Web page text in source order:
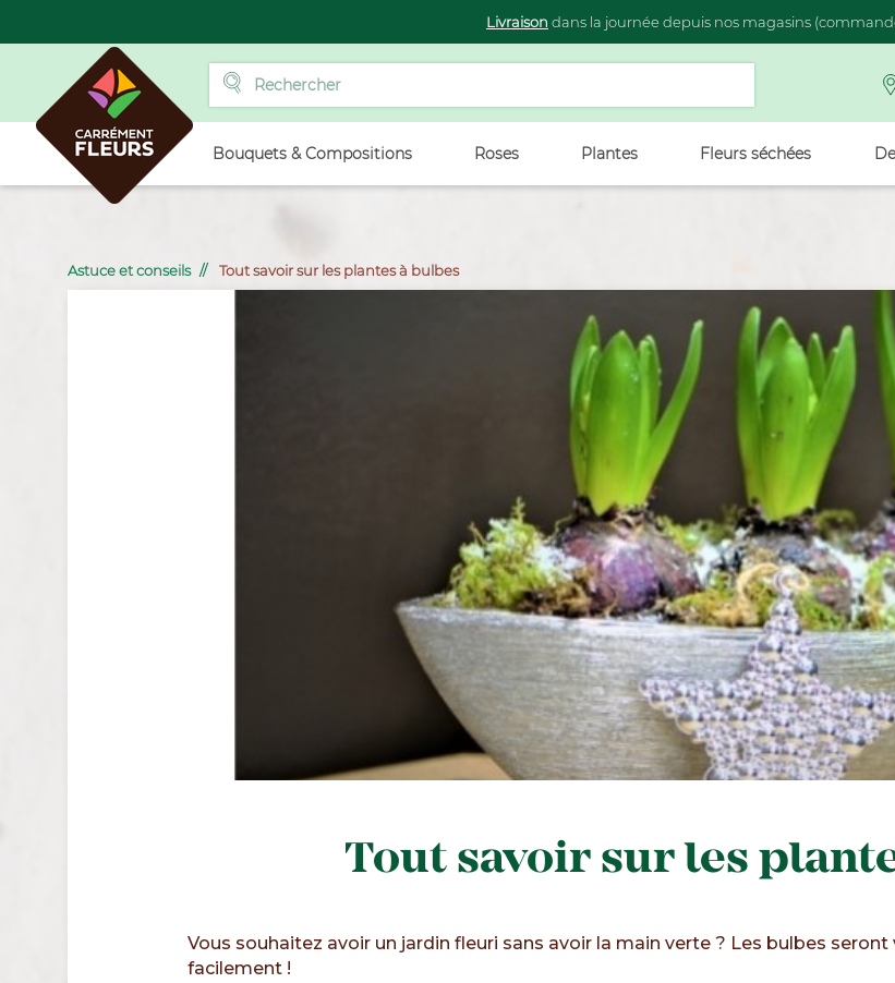
Livraison dans la journée depuis nos magasins
Bouquets & Compositions Roses Plantes Fleurs séchées
Astuce et conseils Tout savoir sur les plantes à bulbes
Tout savoir sur les
Vous souhaitez avoir un jardin fleuri sans avoir la main verte ? Les bulbes
facilement !